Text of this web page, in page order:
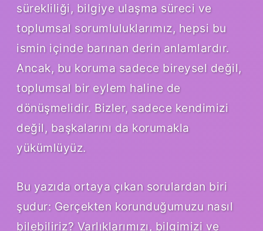
sürekliliği, bilgiye ulaşma süreci ve
toplumsal sorumluluklarımız, hepsi bu
ismin içinde barınan derin anlamlardır.
Ancak, bu koruma sadece bireysel değil,
toplumsal bir eylem haline de
dönüşmelidir. Bizler, sadece kendimizi
değil, başkalarını da korumakla
yükümlüyüz.
Bu yazıda ortaya çıkan sorulardan biri
şudur: Gerçekten korunduğumuzu nasıl
bilebiliriz? Varlıklarımızı, bilgimizi ve